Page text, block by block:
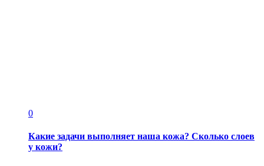
0
Какие задачи выполняет наша кожа? Сколько слоев
у кожи?